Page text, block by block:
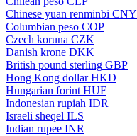
Chinese yuan renminbi CNY
Columbian peso COP
Czech koruna CZK
Danish krone DKK
British pound sterling GBP
Hong Kong dollar HKD
Hungarian forint HUF
Indonesian rupiah IDR
Israeli sheqel ILS
Indian rupee INR